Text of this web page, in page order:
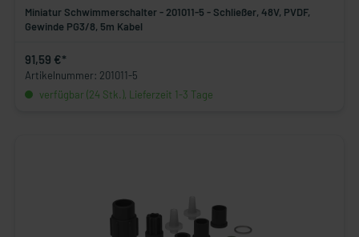
Miniatur Schwimmerschalter - 201011-5 - Schließer, 48V, PVDF,
Gewinde PG3/8, 5m Kabel
91,59 €*
Artikelnummer: 201011-5
verfügbar (24 Stk.), Lieferzeit 1-3 Tage